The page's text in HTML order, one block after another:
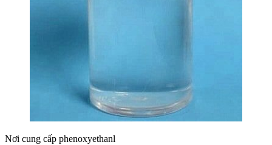
Nơi cung cấp phenoxyethanl